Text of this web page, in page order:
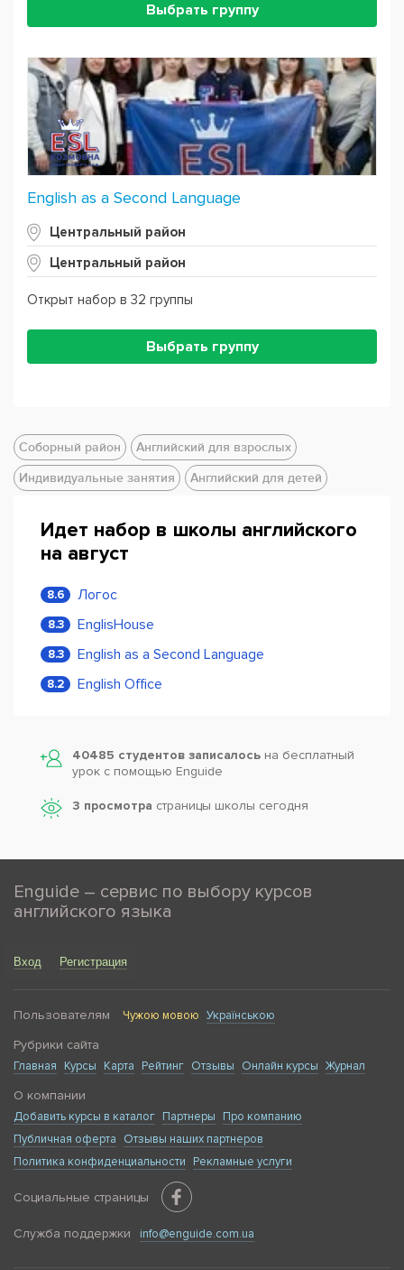
Выбрать группу
English as a Second Language
Центральный район
Центральный район
Открыт набор в 32 группы
Выбрать группу
Соборный район
Английский для взрослых
Индивидуальные занятия
Английский для детей
Идет набор в школы английского
на август
8.6 Логос
8.3 EnglisHouse
8.3 English as a Second Language
8.2 English Office
40485 студентов записалось на бесплатный
урок с помощью Enguide
3 просмотра страницы школы сегодня
Enguide – сервис по выбору курсов
английского языка
Вход Регистрация
Пользователям Чужою мовою Українською
Рубрики сайта
Главная Курсы Карта Рейтинг Отзывы Онлайн курсы Журнал
О компании
Добавить курсы в каталог Партнеры
Про компанию
Публичная оферта
Отзывы наших партнеров
Политика конфиденциальности
Рекламные услуги
Социальные страницы
Служба поддержки info@enguide.com.ua